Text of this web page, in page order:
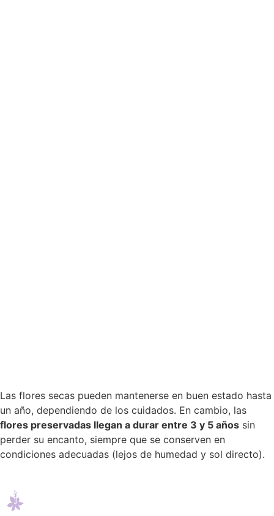
Las flores secas pueden mantenerse en buen estado hasta
un año, dependiendo de los cuidados. En cambio, las
flores preservadas llegan a durar entre 3 y 5 años sin
perder su encanto, siempre que se conserven en
condiciones adecuadas (lejos de humedad y sol directo).